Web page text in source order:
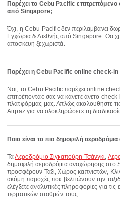
Παρέχει το Cebu Pacific
από Singapore;
Όχι, η Cebu Pacific δεν περιλαμβάνει δωρεάν αποσκευή για πτήσεις
Εγχώρια & Διεθνής από Singapore. Θα
αποσκευή ξεχωριστά.
Παρέχει η Cebu Pacific online check-in
Ναι, το Cebu Pacific παρέχει online check-in για πτήσεις από Singapore,
επιτρέποντάς σας να κάνετε άνετο
πλατφόρμας μας. Απλώς ακολουθήστε
Airpaz για να ολοκληρώσετε τη
Ποια είναι τα πιο δημοφιλή
ΤαΑεροδρόμιο Σιγκαπούρη Τσάνγκι,
δημοφιλή αεροδρόμια αναχώρησης στο
προσφέρουν Ταξί, Χώρος καπνιστών,
ακόμη παροχές που βελτιώνουν την
ελέγξετε αναλυτικές πληροφορίες για
τερματικών σταθμών τους.